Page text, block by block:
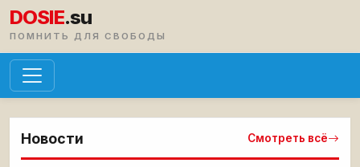
DOSIE.su
ПОМНИТЬ ДЛЯ СВОБОДЫ
Новости Смотреть всё